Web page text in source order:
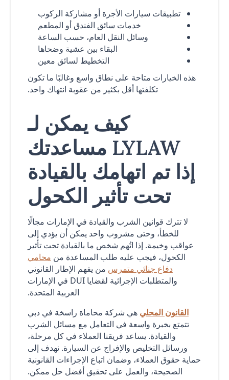
تطبيقات سيارات الأجرة أو مشاركة الركوب
خدمات سائق الفندق أو المطعم
وسائل النقل العام، حسب الساعة
البقاء بين عشية وضحاها
التخطيط لسائق معين
هذه الخيارات متاحة على نطاق واسع وغالبًا ما تكون
تكلفتها أقل بكثير من عقوبة انتهاك واحد.
كيف يمكن لـ
LYLAW مساعدتك
إذا تم اتهامك بالقيادة
تحت تأثير الكحول
لا تترك قوانين الشرب والقيادة في الإمارات مجالًا
للخطأ، وحتى مشروب واحد يمكن أن يؤدي إلى
عواقب وخيمة. إذا اتُهم شخص ما بالقيادة تحت تأثير
الكحول، فيجب عليه طلب المساعدة من محامي
دفاع جنائي متمرس من يفهم الإطار القانوني
والمتطلبات الإجرائية لقضايا DUI في الإمارات
العربية المتحدة.
القانون المحلي هي شركة محاماة راسخة في دبي
تتمتع بخبرة واسعة في التعامل مع مسائل الشرب
والقيادة. يساعد فريقنا العملاء في كل مرحلة،
ورسائل التخليص والإفراج عن السيارة. نهدف إلى
حماية حقوق العملاء، وضمان اتباع الإجراءات القانونية
الصحيحة، والعمل على تحقيق أفضل حل ممكن.